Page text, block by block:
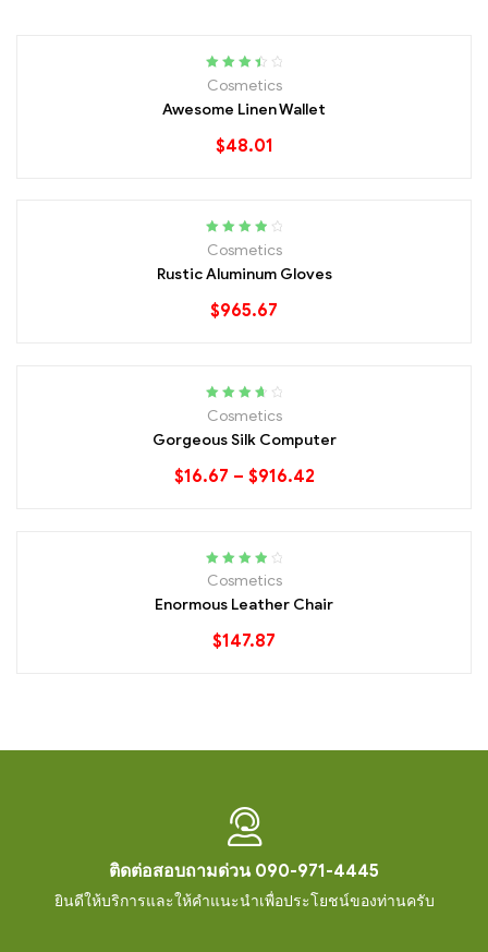
of 5
Cosmetics
Awesome Linen Wallet
$48.01
Rated
4.00
Cosmetics
Rustic Aluminum Gloves
$965.67
Rated
3.80
Cosmetics
Gorgeous Silk Computer
$16.67 – $916.42
Rated
4.00
Cosmetics
Enormous Leather Chair
$147.87
ติดต่อสอบถามด่วน 090-971-4445
ยินดีให้บริการและให้คำแนะนำเพื่อประโยชน์ของท่านครับ